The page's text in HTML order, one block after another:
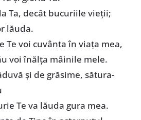
Ta, decât bucuriile vieții;
lăuda.
Te voi cuvânta în viața mea,
voi înălța mâinile mele.
și de grăsime, sătura-
Te va lăuda gura mea.